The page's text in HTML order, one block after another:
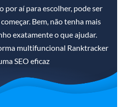
por aí para escolher, pode ser
Bem, não tenha mais
exatamente o que ajudar.
multifuncional Ranktracker
SEO eficaz